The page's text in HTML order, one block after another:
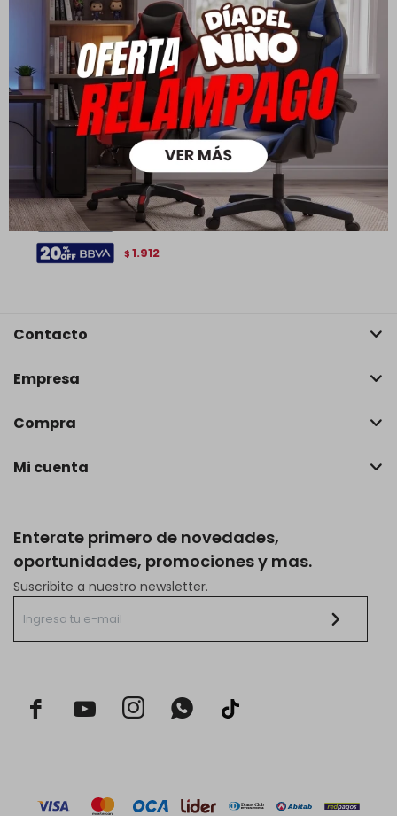
Conjunto Set De Mesas
Pedestal Madera Maciza
Linea Mexicana - Natural
$ 3.190
$1.673
$ 1.912
Enterate primero de novedades,
oportunidades, promociones y mas.
Suscribite a nuestro newsletter.
  
Contacto
Empresa
Compra
Mi cuenta